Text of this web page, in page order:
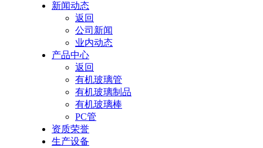
新闻动态
返回
公司新闻
业内动态
产品中心
返回
有机玻璃管
有机玻璃制品
有机玻璃棒
PC管
资质荣誉
生产设备